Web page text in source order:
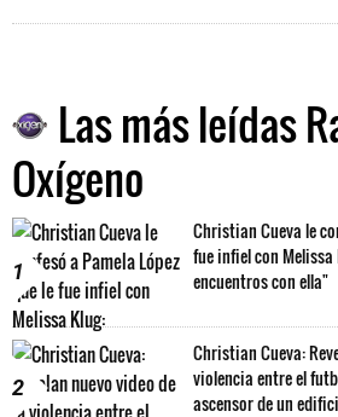
Las más leídas
Oxígeno
1
Christian Cueva le
fue infiel con
encuentros con ella"
2
Christian Cueva:
violencia entre el
ascensor de un